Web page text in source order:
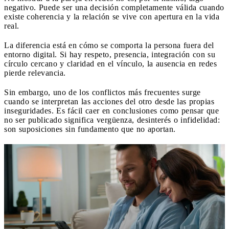
negativo. Puede ser una decisión completamente válida cuando
existe coherencia y la relación se vive con apertura en la vida
real.
La diferencia está en cómo se comporta la persona fuera del
entorno digital. Si hay respeto, presencia, integración con su
círculo cercano y claridad en el vínculo, la ausencia en redes
pierde relevancia.
Sin embargo, uno de los conflictos más frecuentes surge
cuando se interpretan las acciones del otro desde las propias
inseguridades. Es fácil caer en conclusiones como pensar que
no ser publicado significa vergüenza, desinterés o infidelidad:
son suposiciones sin fundamento que no aportan.